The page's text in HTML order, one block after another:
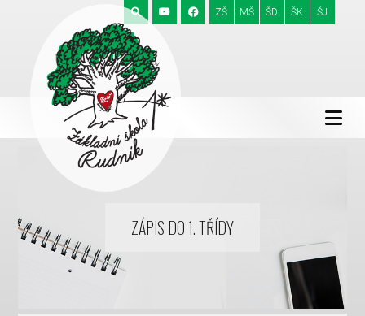
ZŠ MŠ ŠD ŠK ŠJ
ZÁPIS DO 1. TŘÍDY